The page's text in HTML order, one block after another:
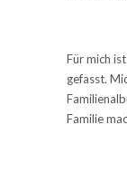
Für mich
gefasst.
Familie